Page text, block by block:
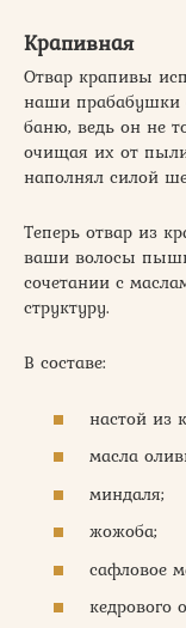
Крапивная
Отвар крапивы
наши прабабушки
баню, ведь он не
очищая их от
наполнял силой
Теперь отвар из
ваши волосы
сочетании с
структуру.
В составе:
настой из
масла
миндаля;
жожоба;
сафловое
кедрового